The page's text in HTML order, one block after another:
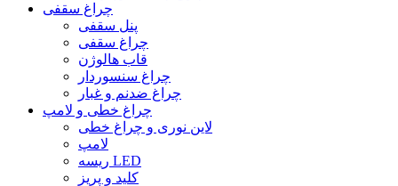
چراغ سقفی
پنل سقفی
چراغ سقفی
قاب هالوژن
چراغ سنسوردار
چراغ ضدنم و غبار
چراغ خطی و لامپ
لاین نوری و چراغ خطی
لامپ
ریسه LED
کلید و پریز